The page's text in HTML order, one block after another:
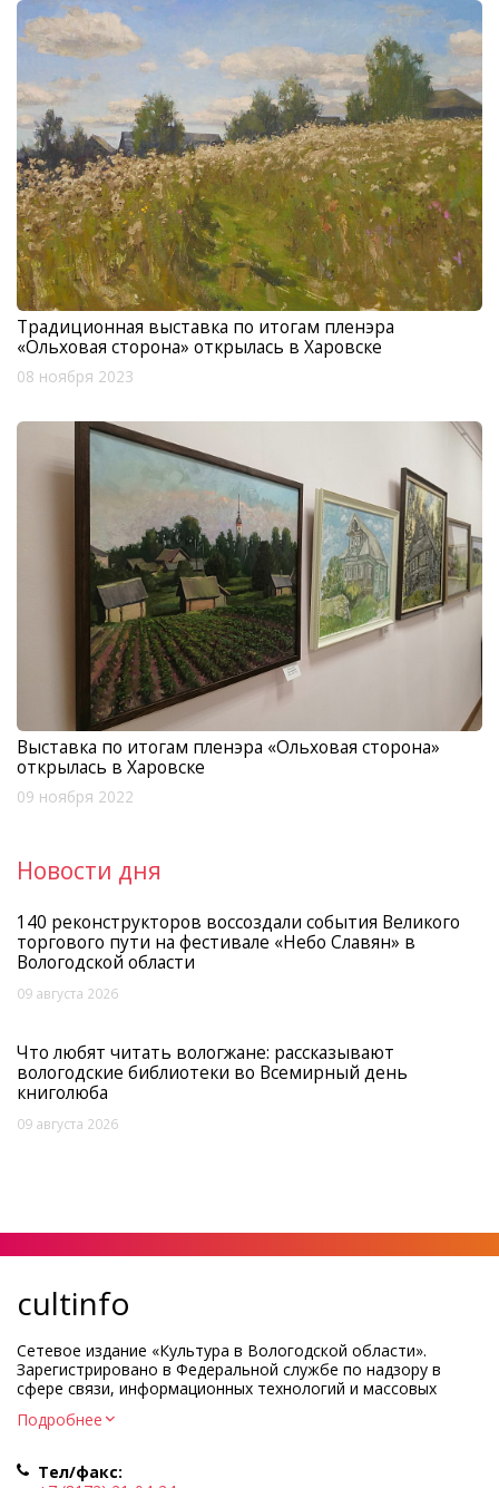
Традиционная выставка по итогам пленэра
«Ольховая сторона» открылась в Харовске
08 ноября 2023
Выставка по итогам пленэра «Ольховая сторона»
открылась в Харовске
09 ноября 2022
Новости дня
140 реконструкторов воссоздали события Великого
торгового пути на фестивале «Небо Славян» в
Вологодской области
09 августа 2026
Что любят читать вологжане: рассказывают
вологодские библиотеки во Всемирный день
книголюба
09 августа 2026
cultinfo
Сетевое издание «Культура в Вологодской области».
Зарегистрировано в Федеральной службе по надзору в
сфере связи, информационных технологий и массовых
Регистрационный номер и дата принятия решения о
Учредитель КУ ВО «Информационно-аналитический центр
Подробнее
Тел/факс: